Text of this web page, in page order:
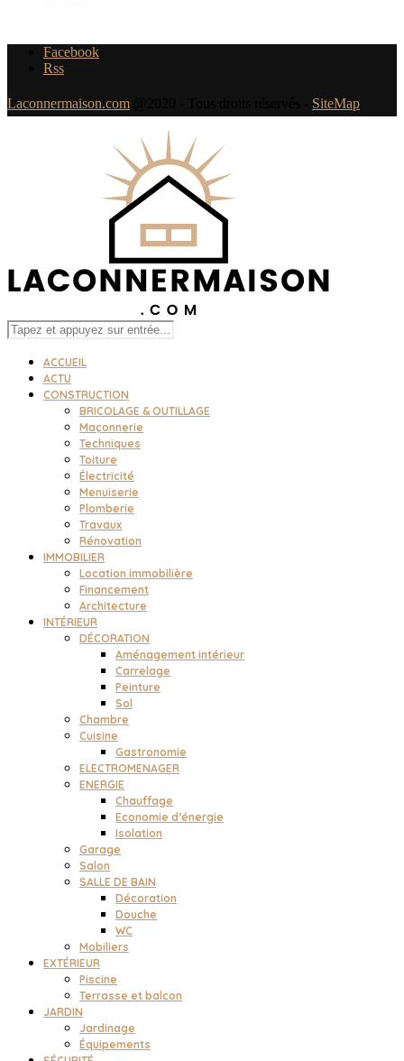
Facebook
Rss
Laconnermaison.com SiteMap
ACCUEIL
ACTU
CONSTRUCTION
BRICOLAGE & OUTILLAGE
Maçonnerie
Techniques
Toiture
Électricité
Menuiserie
Plomberie
Travaux
Rénovation
IMMOBILIER
Location immobilière
Financement
Architecture
INTÉRIEUR
DÉCORATION
Aménagement intérieur
Carrelage
Peinture
Sol
Chambre
Cuisine
Gastronomie
ELECTROMENAGER
ENERGIE
Chauffage
Economie d’énergie
Isolation
Garage
Salon
SALLE DE BAIN
Décoration
Douche
WC
Mobiliers
EXTÉRIEUR
Piscine
Terrasse et balcon
JARDIN
Jardinage
Équipements